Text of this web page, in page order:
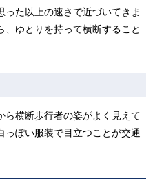
た以上の速さで近づいてきま
ゆとりを持って横断すること
ら横断歩行者の姿がよく見えて
っぽい服装で目立つことが交通